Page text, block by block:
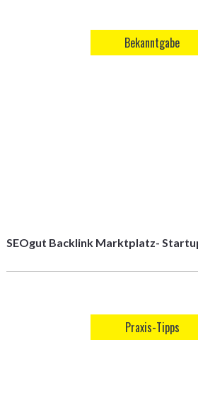
Bekanntgabe
SEOgut Backlink Marktplatz-
Praxis-Tipps